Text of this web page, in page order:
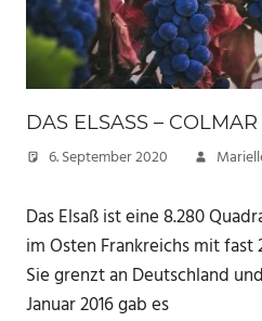
DAS ELSASS –
6. September 2020
Das Elsaß ist eine 8.280
im Osten Frankreichs mit
Sie grenzt an Deutschland
Januar 2016 gab es